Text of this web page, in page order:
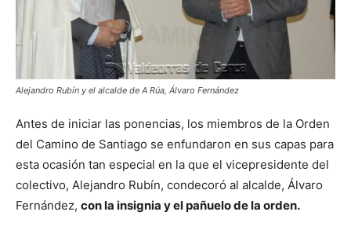
Alejandro Rubín y el alcalde de A Rúa, Álvaro Fernández
Antes de iniciar las ponencias, los miembros de la Orden
del Camino de Santiago se enfundaron en sus capas para
esta ocasión tan especial en la que el vicepresidente del
colectivo, Alejandro Rubín, condecoró al alcalde, Álvaro
Fernández, con la insignia y el pañuelo de la orden.